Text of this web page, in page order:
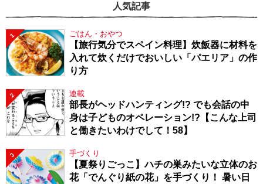
人気記事
1 ごはん・おやつ
【旅行気分でスペイン料理】炊飯器に材料を
入れて炊くだけでおいしい「パエリア」の作
り方
2 連載
部長がヘッドハンティング!? でも会話の中
身は子どものオペレーション!?【こんな上司
と働きたいわけでして！58】
3 手づくり
【夏祭りごっこ】ハチの巣みたいな立体のお
花「でんぐり紙の花」を手づくり！ 暑い日